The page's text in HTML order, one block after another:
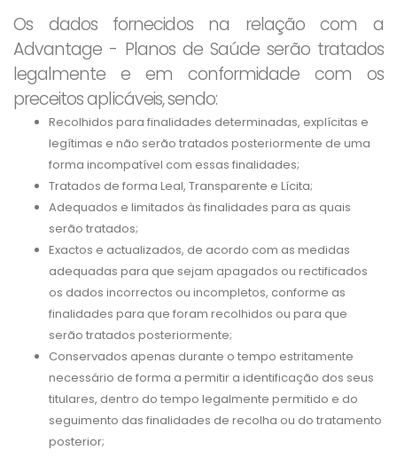
Os dados fornecidos na relação com a
Advantage - Planos de Saúde serão tratados
legalmente e em conformidade com os
preceitos aplicáveis, sendo:
Recolhidos para finalidades determinadas, explícitas e
legítimas e não serão tratados posteriormente de uma
forma incompatível com essas finalidades;
Tratados de forma Leal, Transparente e Lícita;
Adequados e limitados às finalidades para as quais
serão tratados;
Exactos e actualizados, de acordo com as medidas
adequadas para que sejam apagados ou rectificados
os dados incorrectos ou incompletos, conforme as
finalidades para que foram recolhidos ou para que
serão tratados posteriormente;
Conservados apenas durante o tempo estritamente
necessário de forma a permitir a identificação dos seus
titulares, dentro do tempo legalmente permitido e do
seguimento das finalidades de recolha ou do tratamento
posterior;